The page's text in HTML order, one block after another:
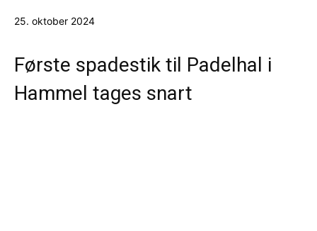
25. oktober 2024
Første spadestik til Padelhal i
Hammel tages snart